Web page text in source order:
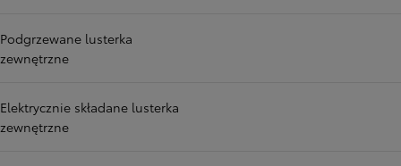
Podgrzewane lusterka
zewnętrzne
Elektrycznie składane lusterka
zewnętrzne